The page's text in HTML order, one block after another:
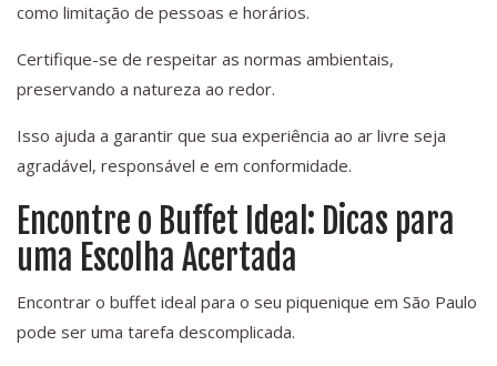
como limitação de pessoas e horários.
Certifique-se de respeitar as normas ambientais,
preservando a natureza ao redor.
Isso ajuda a garantir que sua experiência ao ar livre seja
agradável, responsável e em conformidade.
Encontre o Buffet Ideal: Dicas para
uma Escolha Acertada
Encontrar o buffet ideal para o seu piquenique em São Paulo
pode ser uma tarefa descomplicada.